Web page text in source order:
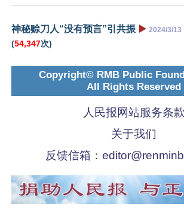
神秘赊刀人“没有预言”引共振 ▶️ 2024/3/13
(54,347次)
Copyright© RMB Public
All Rights Reserved
人民报网站服务条款
关于我们
反馈信箱：